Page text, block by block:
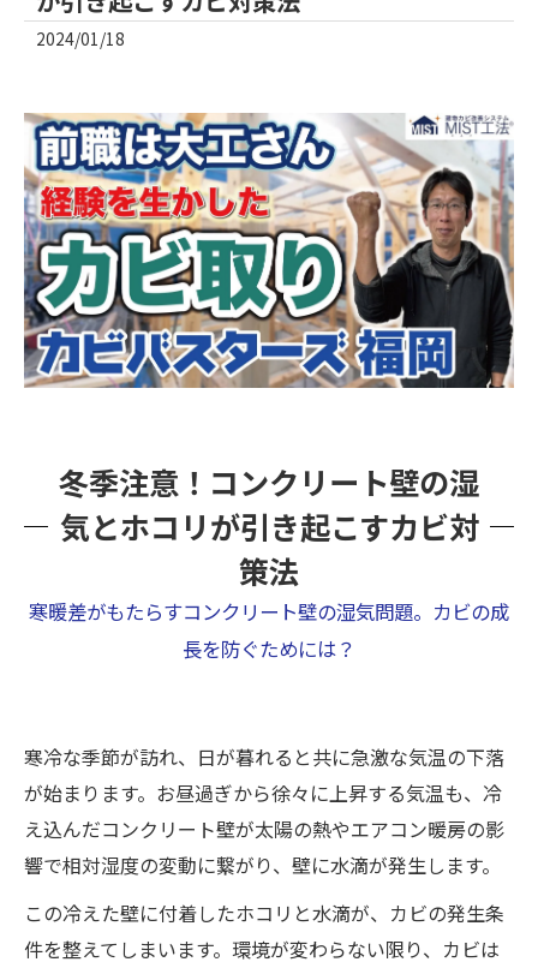
2024/01/18
冬季注意！コンクリート壁の湿
気とホコリが引き起こすカビ対
策法
寒暖差がもたらすコンクリート壁の湿気問題。カビの成
長を防ぐためには？
寒冷な季節が訪れ、日が暮れると共に急激な気温の下落
が始まります。お昼過ぎから徐々に上昇する気温も、冷
え込んだコンクリート壁が太陽の熱やエアコン暖房の影
響で相対湿度の変動に繋がり、壁に水滴が発生します。
この冷えた壁に付着したホコリと水滴が、カビの発生条
件を整えてしまいます。環境が変わらない限り、カビは